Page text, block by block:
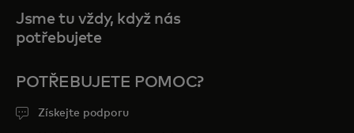
Jsme tu vždy, když nás
potřebujete
POTŘEBUJETE POMOC?
Získejte podporu